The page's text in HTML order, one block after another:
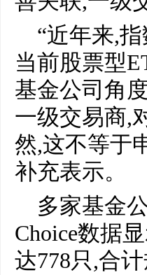
“近年来,
当前股票型
基金公司角
一级交易商,
然,这不等于
补充表示。
多家基金
Choice数据
达778只,合